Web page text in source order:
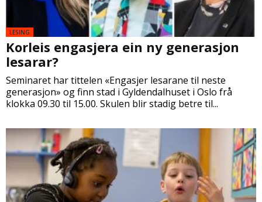
LESING
Korleis engasjera ein ny generasjon
lesarar?
Seminaret har tittelen «Engasjer lesarane til neste
generasjon» og finn stad i Gyldendalhuset i Oslo frå
klokka 09.30 til 15.00. Skulen blir stadig betre til...